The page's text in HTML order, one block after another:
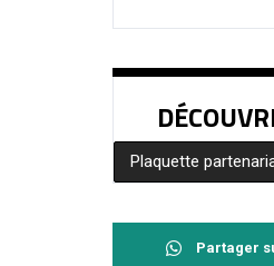
Plaquette
Partager